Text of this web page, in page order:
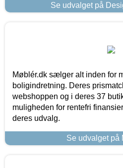
Se udvalget på
Møblér.dk sælger alt inden for
boligindretning. Deres
webshoppen og i deres 37
muligheden for rentefri
deres udvalg.
Se udvalget på